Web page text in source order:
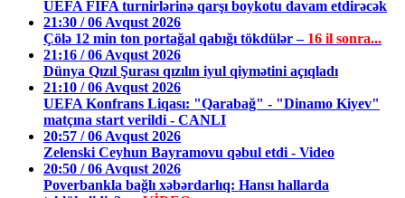
UEFA FİFA turnirlərinə qarşı boykotu davam etdirəcək
21:30 / 06 Avqust 2026
Çölə 12 min ton portağal qabığı tökdülər – 16 il sonra...
21:16 / 06 Avqust 2026
Dünya Qızıl Şurası qızılın iyul qiymətini açıqladı
21:10 / 06 Avqust 2026
UEFA Konfrans Liqası: "Qarabağ" - "Dinamo Kiyev"
matçına start verildi - CANLI
20:57 / 06 Avqust 2026
Zelenski Ceyhun Bayramovu qəbul etdi - Video
20:50 / 06 Avqust 2026
Poverbankla bağlı xəbərdarlıq: Hansı hallarda